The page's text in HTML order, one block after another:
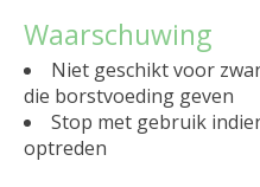
Waarschuwing
Niet geschikt voor
die borstvoeding geven
Stop met gebruik
optreden